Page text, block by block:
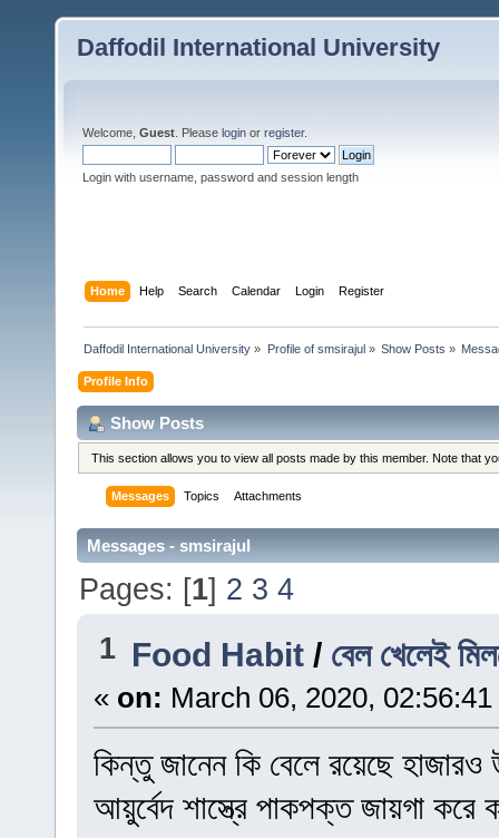
Daffodil International University
Welcome, Guest . Please login or register.
Login with username, password and session length
Home Help Search Calendar Login Register
Daffodil International University » Profile of smsirajul» Show Posts »
Profile Info
Show Posts
This section allows you to view all posts made by this member. Note that
Messages Topics Attachments
Messages - smsirajul
Pages: [1] 2 3 4
1 Food Habit / বেল খেলেই
« on: March 06, 2020,
কিন্তু জানেন কি বেলে রয়েছে
আয়ুর্বেদ শাস্ত্রে পাকপক্ত জায়গা করে